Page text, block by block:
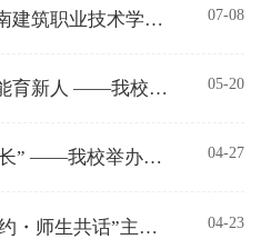
流年织锦 逐光而行｜河南建筑职业技术学院隆重举行2026年毕业典礼 07-08
以赛促学强本领 以训赋能育新人 ——我校举办“从备赛破局到提升育人本领”辅导员专题培训 05-20
“手作疗愈心，陪伴共成长” ——我校举办师生心理赋能与疗愈体验主题活动 04-27
我校开展第四期“书记邀约・师生共话”主题活动 04-23